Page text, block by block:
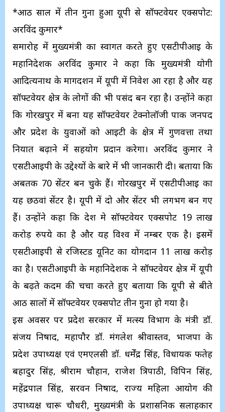
*आठ साल में तीन गुना हुआ यूपी से सॉफ्टवेयर एक्सपोर्ट:
अरविंद कुमार*
समारोह में मुख्यमंत्री का स्वागत करते हुए एसटीपीआई के
महानिदेशक अरविंद कुमार ने कहा कि मुख्यमंत्री योगी
आदित्यनाथ के मार्गदर्शन में यूपी में निवेश आ रहा है और यह
सॉफ्टवेयर क्षेत्र के लोगों की भी पसंद बन रहा है। उन्होंने कहा
कि गोरखपुर में बना यह सॉफ्टवेयर टेक्नोलॉजी पार्क जनपद
और प्रदेश के युवाओं को आईटी के क्षेत्र में गुणवत्ता तथा
निर्यात बढ़ाने में सहयोग प्रदान करेगा। अरविंद कुमार ने
एसटीआईपी के उद्देश्यों के बारे में भी जानकारी दी। बताया कि
अबतक 70 सेंटर बन चुके हैं। गोरखपुर में एसटीपीआई का
यह छठवां सेंटर है। यूपी में दो और सेंटर भी लगभग बन गए
हैं। उन्होंने कहा कि देश मे सॉफ्टवेयर एक्सपोर्ट 19 लाख
करोड़ रुपये का है और यह विश्व में नम्बर एक है। इसमें
एसटीआईपी से रजिस्टर्ड यूनिट का योगदान 11 लाख करोड़
का है। एसटीआईपी के महानिदेशक ने सॉफ्टवेयर क्षेत्र में यूपी
के बढ़ते कदम की चर्चा करते हुए बताया कि यूपी से बीते
आठ सालों में सॉफ्टवेयर एक्सपोर्ट तीन गुना हो गया है।
इस अवसर पर प्रदेश सरकार में मत्स्य विभाग के मंत्री डॉ.
संजय निषाद, महापौर डॉ. मंगलेश श्रीवास्तव, भाजपा के
प्रदेश उपाध्यक्ष एवं एमएलसी डॉ. धर्मेंद्र सिंह, विधायक फतेह
बहादुर सिंह, श्रीराम चौहान, राजेश त्रिपाठी, विपिन सिंह,
महेंद्रपाल सिंह, सरवन निषाद, राज्य महिला आयोग की
उपाध्यक्ष चारू चौधरी, मुख्यमंत्री के प्रशासनिक सलाहकार